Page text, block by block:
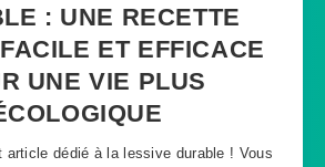
: UNE RECETTE
ET EFFICACE
UNE VIE PLUS
article dédié à la lessive durable ! Vous